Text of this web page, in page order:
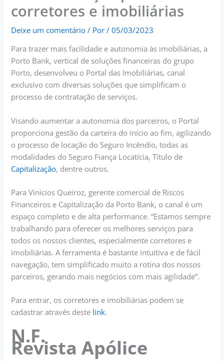
corretores e imobiliárias
Deixe um comentário / Por/05/03/2023
Para trazer mais facilidade e autonomia às imobiliárias, a
Porto Bank, vertical de soluções financeiras do grupo
Porto, desenvolveu o Portal das Imobiliárias, canal
exclusivo com diversas soluções que simplificam o
processo de contratação de serviços.
Visando aumentar a autonomia dos parceiros, o Portal
proporciona gestão da carteira do início ao fim, agilizando
o processo de locação do Seguro Incêndio, todas as
modalidades do Seguro Fiança Locatícia, Título de
Capitalização, dentre outros.
Para Vinicios Queiroz, gerente comercial de Riscos
Financeiros e Capitalização da Porto Bank, o canal é um
espaço completo e de alta performance. “Estamos sempre
trabalhando para oferecer os melhores serviços para
todos os nossos clientes, especialmente corretores e
imobiliárias. A ferramenta é bastante intuitiva e de fácil
navegação, tem simplificado muito a rotina dos nossos
parceiros, gerando mais negócios com mais agilidade”.
Para entrar, os corretores e imobiliárias podem se
cadastrar através deste link.
N.F.
Revista Apólice